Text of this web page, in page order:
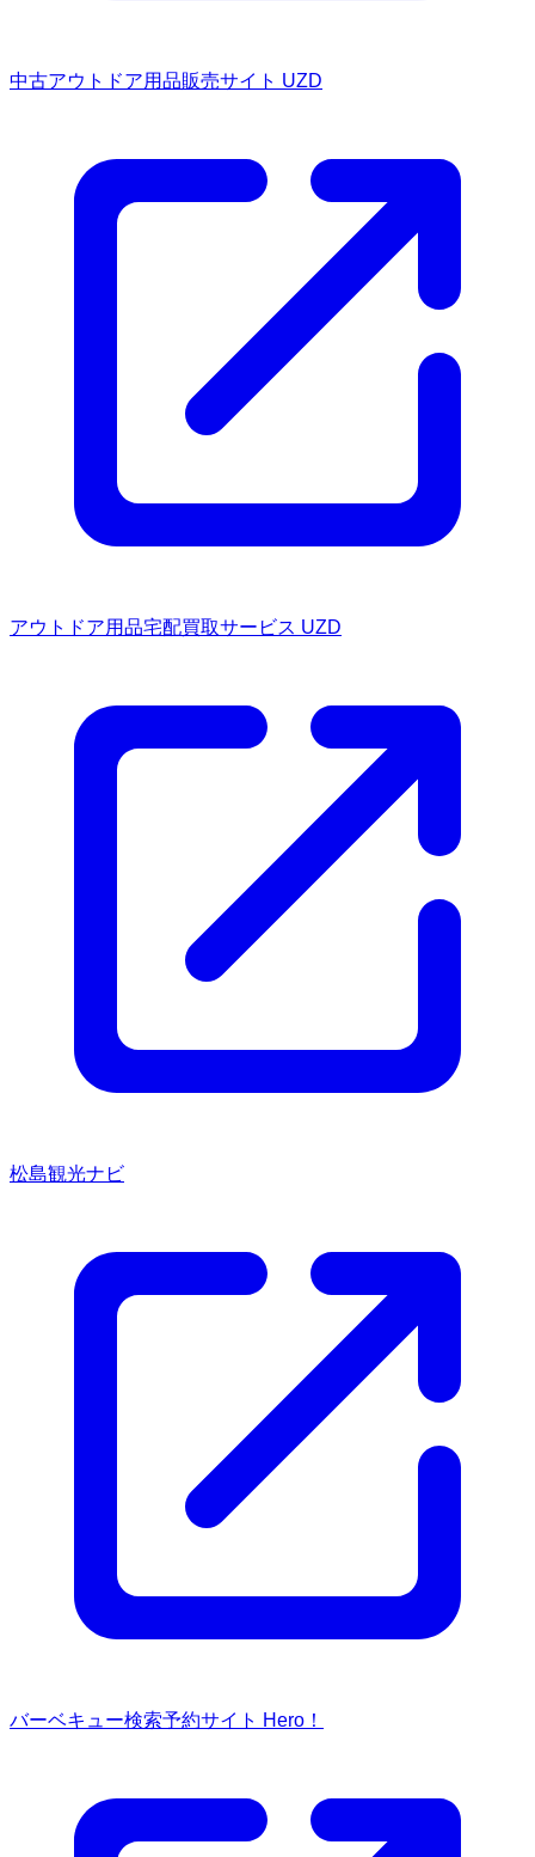
中古アウトドア用品販売サイト UZD
アウトドア用品宅配買取サービス UZD
松島観光ナビ
バーベキュー検索予約サイト Hero！